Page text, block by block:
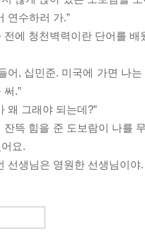
연수하러 가.”
전에 청천벽력이란 단어를
어, 십민준. 미국에 가면 나
써.”
왜 그래야 되는데?”
잔뜩 힘을 준 도보람이 나를
요.
선생님은 영원한 선생님이